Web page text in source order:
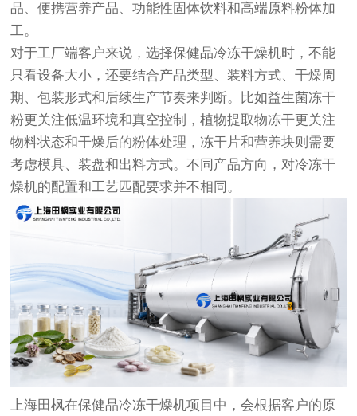
品、便携营养产品、功能性固体饮料和高端原料粉体加
工。
对于工厂端客户来说，选择保健品冷冻干燥机时，不能
只看设备大小，还要结合产品类型、装料方式、干燥周
期、包装形式和后续生产节奏来判断。比如益生菌冻干
粉更关注低温环境和真空控制，植物提取物冻干更关注
物料状态和干燥后的粉体处理，冻干片和营养块则需要
考虑模具、装盘和出料方式。不同产品方向，对冷冻干
燥机的配置和工艺匹配要求并不相同。
上海田枫在保健品冷冻干燥机项目中，会根据客户的原